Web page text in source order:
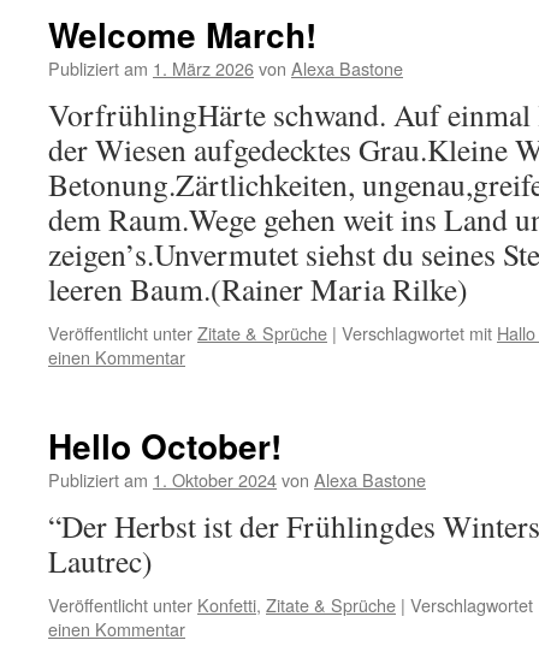
Welcome March!
Publiziert am 1. März 2026von Alexa Bastone
VorfrühlingHärte schwand. Auf einmal
der Wiesen aufgedecktes Grau.Kleine
Betonung.Zärtlichkeiten,
dem Raum.Wege gehen weit ins Land
zeigen’s.Unvermutet siehst du seines
leeren Baum.(Rainer Maria Rilke)
Veröffentlicht unterZitate & Sprüche | Verschlagwortet mit
einen Kommentar
Hello October!
Publiziert am 1. Oktober 2024von Alexa Bastone
“Der Herbst ist der Frühlingdes
Lautrec)
Veröffentlicht unter Konfetti, Zitate & Sprüche | Verschlagwortet
einen Kommentar